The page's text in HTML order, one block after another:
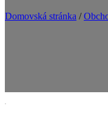
Domovská stránka /